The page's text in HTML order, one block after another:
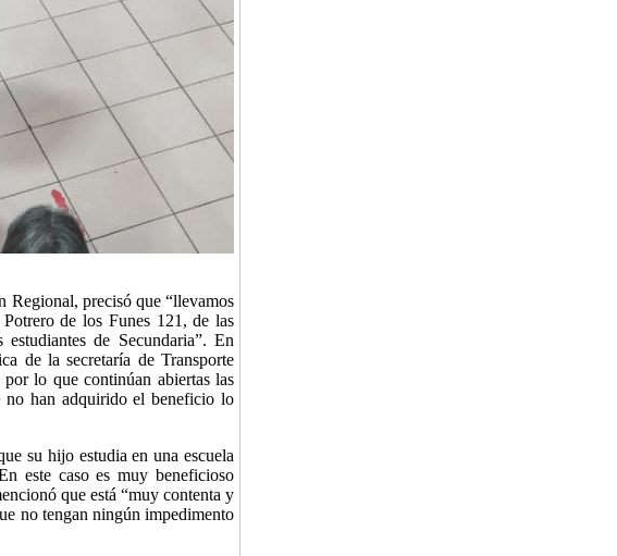
Regional, precisó que “llevamos
de los Funes 121, de las
de Secundaria”. En
de la secretaría de Transporte
lo que continúan abiertas las
no han adquirido el beneficio lo
su hijo estudia en una escuela
este caso es muy beneficioso
que está “muy contenta y
no tengan ningún impedimento